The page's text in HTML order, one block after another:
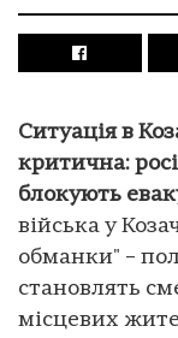
Ситуація в
критична:
блокують
війська у
обманки" –
становлять
місцевих